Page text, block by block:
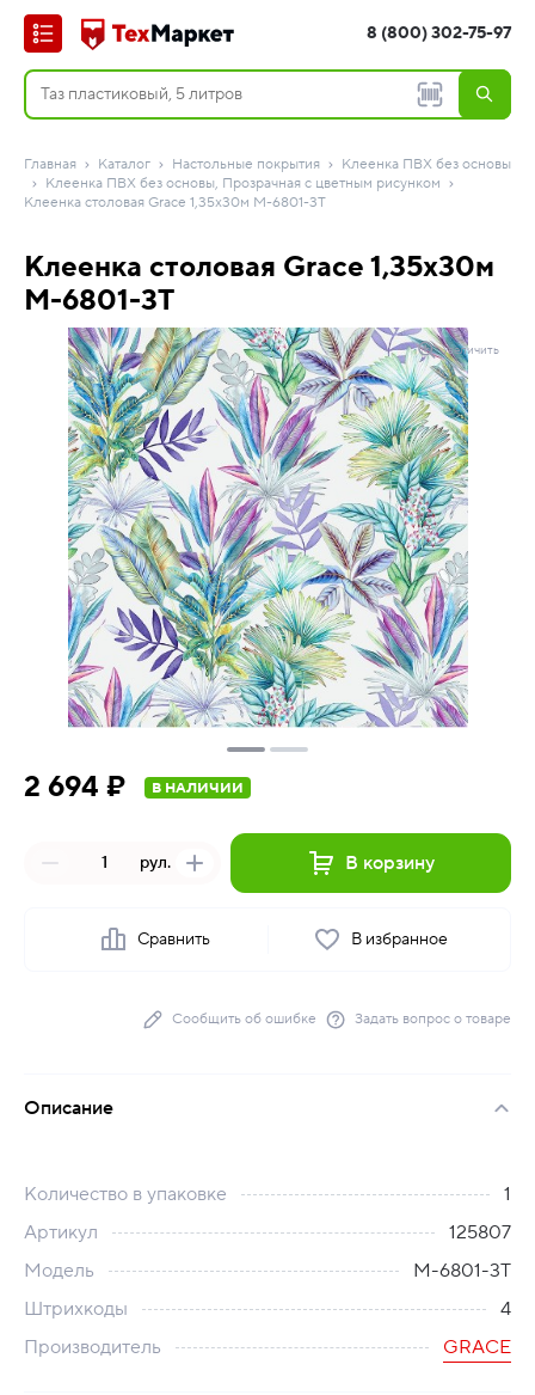
8 (800) 302-75-97
Главная Каталог Настольные покрытия
Клеенка ПВХ без основы
Клеенка ПВХ без основы, Прозрачная с цветным рисунком
Клеенка столовая Grace 1,35х30м M-6801-3T
Клеенка столовая Grace 1,35х30м
M-6801-3T
Увеличить
2 694 ₽ В НАЛИЧИИ
рул. В корзину
Сравнить В избранное
Сообщить об ошибке Задать вопрос о товаре
Описание
Количество в упаковке
1
Артикул
125807
Модель
M-6801-3T
Штрихкоды
4
Производитель
GRACE